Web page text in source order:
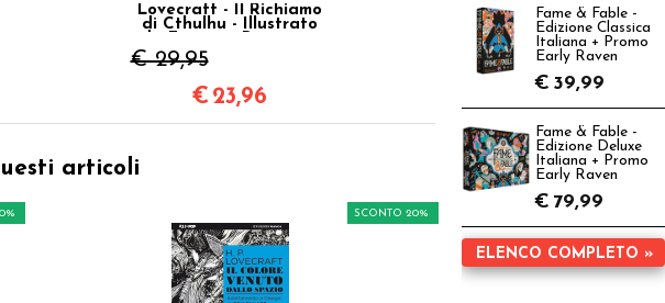
Lovecraft - Il Richiamo
di Cthulhu - Illustrato
€ 29,95
€ 23,96
articoli
SCONTO 20%
Fame & Fable -
Edizione Classica
Italiana + Promo
Early Raven
€ 39,99
Fame & Fable -
Edizione Deluxe
Italiana + Promo
Early Raven
€ 79,99
ELENCO COMPLETO »